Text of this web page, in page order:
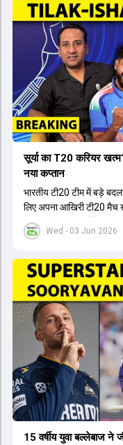
Wed - 03 Jun 2026
सूर्या का T20 करियर
नया कप्तान
भारतीय टी20 टीम में बड़े
लिए अपना आखिरी टी20 मैच
टीम का हिस्सा नहीं होंगे।
लिए नए कप्तान की तलाश
पटेल इस रेस में काफी पीछे हैं,
दौड़ से बाहर हैं। आगामी
टीम में शामिल किया
होंगे। इसके अलावा नीतीश
अगरकर की अगुवाई वाली
कप और 2028 ओलंपिक के
15 वर्षीय युवा बल्लेबाज ने